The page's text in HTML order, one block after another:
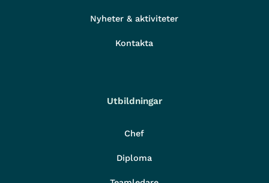
Nyheter & aktiviteter
Kontakta
Utbildningar
Chef
Diploma